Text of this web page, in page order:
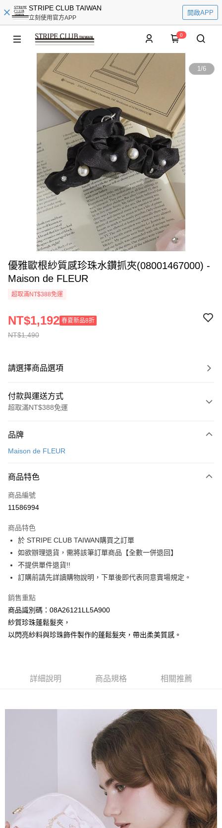
STRIPE CLUB TAIWAN
立刻使用官方APP
開啟APP
0
1/6
優雅歐根紗質感珍珠水鑽抓夾(08001467000) -
Maison de FLEUR
超取滿NT$388免運
NT$1,490
NT$1,192 春夏新品8折
請選擇商品選項
付款與運送方式
超取滿NT$388免運
信用卡一次付款
3 期 0 利率 每期
合作金庫商業銀行
上海商業儲蓄銀行
臺灣中小企業銀行
匯豐（台灣）商業銀行
華泰商業銀行
聯邦商業銀行
遠東國際商業銀行
元大商業銀行
玉山商業銀行
星展（台灣）商業銀行
台灣樂天信用卡公司
超商取貨付款
LINE Pay
Apple Pay
街口支付
悠遊付
大哥付你分期
相關說明
【大哥付你分期使用說明】
1.本服務由台灣大哥大提供，台灣大哥大用戶可立即使用無須另外申請。
4.訂單成立30分鐘內，如未前往確認交易或遇審核未通過，訂單將自動取
1.分期款項不併入電信帳單，「大哥付你分期」於每月結算日後寄送繳費提
2.透過簡訊連結打開帳單後，可選擇「超商條碼／台灣大直營門市／銀行轉
帳／街口支付／iPASS MONEY」等通路繳費。
1.本服務係由「台灣大哥大股份有限公司」（以下簡稱本公司）所提供，讓
用戶於交易時，得透過本服務購買商品或服務，並由商店將買賣／分期付款
買賣價金債權讓與本公司後，依約使用本公司帳單繳交帳款。
2.基於同意付款使用「大哥付你分期」之契約關係目的，商店將以您的個人
資料（包含姓名、電話或地址）提供予台灣大哥大進項蒐集、處理及利用，
由本公司與您本人進行分期帳單所需資料之確認、核對及更正。
3.完整用戶服務條款，請詳閱以下連結：https://oppay.tw/userRule
AFTEE先享後付
便利好安心！
１．簡單：不需註冊會員、不需綁卡、不需儲值。
１．於結帳方式選擇「AFTEE先享後付」後，將跳轉至「AFTEE先享後付」
結帳頁面，進行簡訊認證並確認金額後，即可完成結帳。
２．訂單成立數日內，您將收到繳費通知簡訊。
３．收到繳費通知簡訊後14天內，點擊此簡訊中的連結，可透過四大超商／
ATM／網路銀行／等多元方式進行付款，方視為交易完成。
※ 請注意：結帳手續完成當下不需立刻繳費，但若您需要取消訂單，請聯絡
購買商品的店家。未經商家同意取消之訂單仍視為有效，需透過AFTEE先享
後付繳納相關費用。
※ 交易是否成功請以「AFTEE先享後付 」之結帳頁面顯示為準，若有關於
是否繳費成功／繳費後需取消欲退款等相關疑問，請聯繫「AFTEE先享後付
客戶支援中心」https://netprotections.freshdesk.com/support/home
每筆NT$60，滿NT$388(含以上)免運費
每筆NT$60，滿NT$388(含以上)免運費
每筆NT$60，滿NT$888(含以上)免運費
萊爾富純取貨
每筆NT$60，滿NT$888(含以上)免運費
品牌
Maison de FLEUR
商品特色
商品編號
11586994
商品特色
於 STRIPE CLUB TAIWAN購買之訂單
如欲辦理退貨，需將該筆訂單商品【全數一併退回】
不提供單件退貨!!
訂購前請先詳讀購物說明，下單後即代表同意賣場規定。
銷售重點
商品識別碼：08A26121LL5A900
紗質珍珠蓬鬆髮夾，
以閃亮紗料與珍珠飾件製作的蓬鬆髮夾，帶出柔美質感。
詳細說明 商品規格 相關推薦